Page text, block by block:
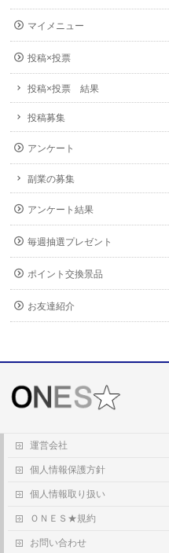
マイメニュー
投稿×投票
投稿×投票 結果
投稿募集
アンケート
副業の募集
アンケート結果
毎週抽選プレゼント
ポイント交換景品
お友達紹介
運営会社
個人情報保護方針
個人情報取り扱い
ＯＮＥＳ★規約
お問い合わせ